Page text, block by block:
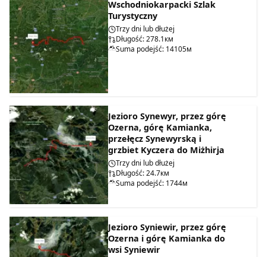
Wschodniokarpacki Szlak
Turystyczny
Trzy dni lub dłużej
Długość: 278.1км
Suma podejść: 14105м
Jezioro Synewyr, przez górę
Ozerna, górę Kamianka,
przełęcz Synewyrską i
grzbiet Kyczera do Miżhirja
Trzy dni lub dłużej
Długość: 24.7км
Suma podejść: 1744м
Jezioro Syniewir, przez górę
Ozerna i górę Kamianka do
wsi Syniewir